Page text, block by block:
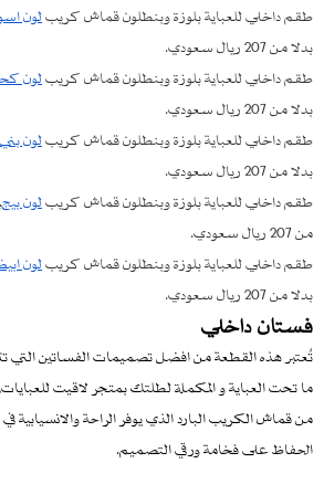
طقم داخلي للعباية بلوزة وبنطلون قماش كريبلون
بدلا من 207 ريال سعودي.
طقم داخلي للعباية بلوزة وبنطلون قماش كريبلون
بدلا من 207 ريال سعودي.
طقم داخلي للعباية بلوزة وبنطلون قماش كريبلون بني
بدلا من 207 ريال سعودي.
طقم داخلي للعباية بلوزة وبنطلون قماش كريبلون بيج
من 207 ريال سعودي.
طقم داخلي للعباية بلوزة وبنطلون قماش كريبلون
بدلا من 207 ريال سعودي.
فستان داخلي
تُعتبر هذه القطعة من افضل تصميمات الفساتين التي
ما تحت العباية و المكملة لطلتك بمتجر لاقيت
من قماش الكريب البارد الذي يوفر الراحة والانسيابية
الحفاظ على فخامة ورقي التصميم.